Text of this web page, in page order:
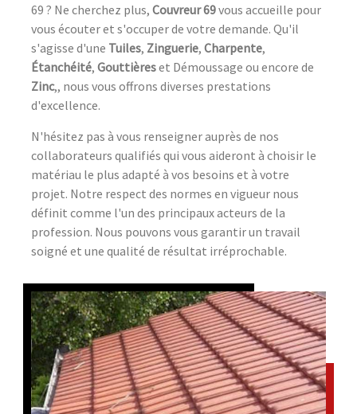
69 ? Ne cherchez plus, Couvreur 69vous accueille pour
vous écouter et s'occuper de votre demande. Qu'il
s'agisse d'une Tuiles, Zinguerie, Charpente,
Étanchéité, Gouttièreset Démoussage ou encore de
Zinc,, nous vous offrons diverses prestations
d'excellence.
N'hésitez pas à vous renseigner auprès de nos
collaborateurs qualifiés qui vous aideront à choisir le
matériau le plus adapté à vos besoins et à votre
projet. Notre respect des normes en vigueur nous
définit comme l'un des principaux acteurs de la
profession. Nous pouvons vous garantir un travail
soigné et une qualité de résultat irréprochable.